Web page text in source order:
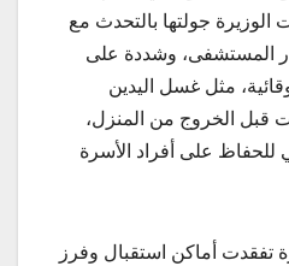
الوزيرة جولتها بالتحدث مع
المستشفى، وشددة على
مثل غسل اليدين
قبل الخروج من المنزل،
للحفاظ على أفراد الأسرة
تفقدت أماكن استقبال وفرز